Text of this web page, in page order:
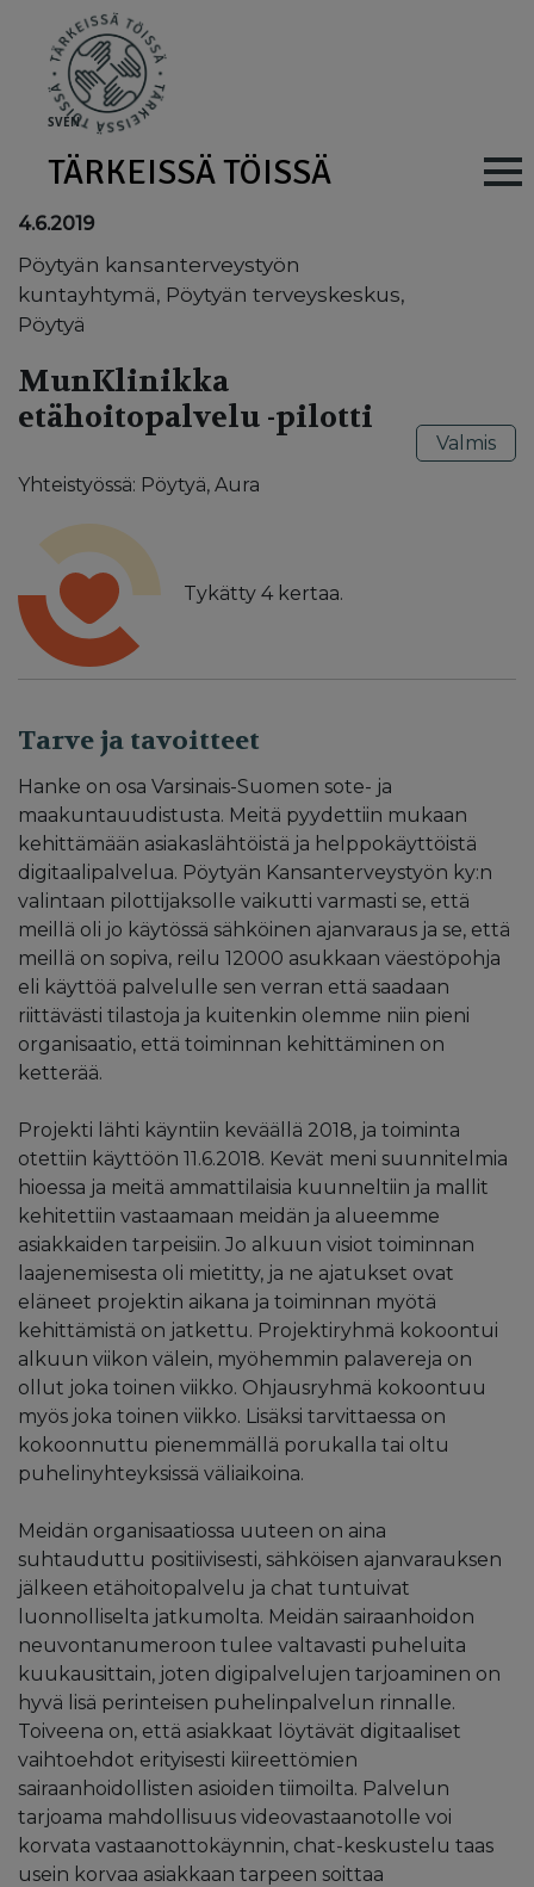
SVEN
TÄRKEISSÄ TÖISSÄ Main
4.6.2019
Pöytyän kansanterveystyön
kuntayhtymä, Pöytyän terveyskeskus,
Pöytyä
MunKlinikka
etähoitopalvelu -pilotti
Yhteistyössä: Pöytyä, Aura
Tykätty 4kertaa.
Valmis
Tarve ja tavoitteet
Hanke on osa Varsinais-Suomen sote- ja
maakuntauudistusta. Meitä pyydettiin mukaan
kehittämään asiakaslähtöistä ja helppokäyttöistä
digitaalipalvelua. Pöytyän Kansanterveystyön ky:n
valintaan pilottijaksolle vaikutti varmasti se, että
meillä oli jo käytössä sähköinen ajanvaraus ja se, että
meillä on sopiva, reilu 12000 asukkaan väestöpohja
eli käyttöä palvelulle sen verran että saadaan
riittävästi tilastoja ja kuitenkin olemme niin pieni
organisaatio, että toiminnan kehittäminen on
ketterää.
Projekti lähti käyntiin keväällä 2018, ja toiminta
otettiin käyttöön 11.6.2018. Kevät meni suunnitelmia
hioessa ja meitä ammattilaisia kuunneltiin ja mallit
kehitettiin vastaamaan meidän ja alueemme
asiakkaiden tarpeisiin. Jo alkuun visiot toiminnan
laajenemisesta oli mietitty, ja ne ajatukset ovat
eläneet projektin aikana ja toiminnan myötä
kehittämistä on jatkettu. Projektiryhmä kokoontui
alkuun viikon välein, myöhemmin palavereja on
ollut joka toinen viikko. Ohjausryhmä kokoontuu
myös joka toinen viikko. Lisäksi tarvittaessa on
kokoonnuttu pienemmällä porukalla tai oltu
puhelinyhteyksissä väliaikoina.
Meidän organisaatiossa uuteen on aina
suhtauduttu positiivisesti, sähköisen ajanvarauksen
jälkeen etähoitopalvelu ja chat tuntuivat
luonnolliselta jatkumolta. Meidän sairaanhoidon
neuvontanumeroon tulee valtavasti puheluita
kuukausittain, joten digipalvelujen tarjoaminen on
hyvä lisä perinteisen puhelinpalvelun rinnalle.
Toiveena on, että asiakkaat löytävät digitaaliset
vaihtoehdot erityisesti kiireettömien
sairaanhoidollisten asioiden tiimoilta. Palvelun
tarjoama mahdollisuus videovastaanotolle voi
korvata vastaanottokäynnin, chat-keskustelu taas
usein korvaa asiakkaan tarpeen soittaa